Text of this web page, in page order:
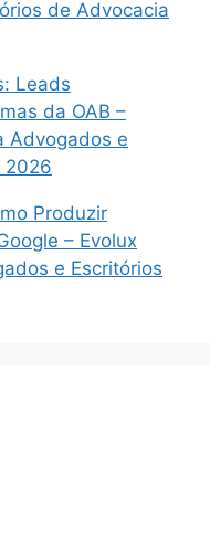
de Advocacia
Leads
da OAB –
Advogados e
2026
Produzir
– Evolux
e Escritórios